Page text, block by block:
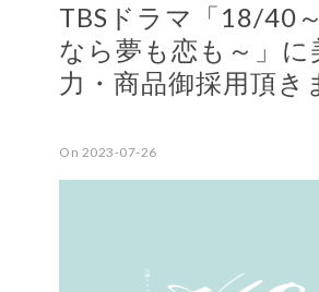
TBSドラマ「18/40
なら夢も恋も～」に
力・商品御採用頂き
On 2023-07-26